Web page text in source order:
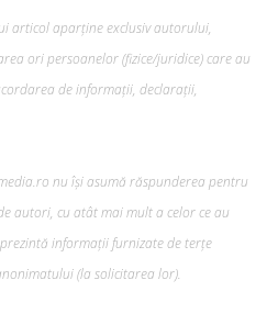
articol aparține exclusiv autorului,
ori persoanelor (fizice/juridice) care au
de informații, declarații,
nu își asumă răspunderea pentru
autori, cu atât mai mult a celor ce au
informații furnizate de terțe
(la solicitarea lor).